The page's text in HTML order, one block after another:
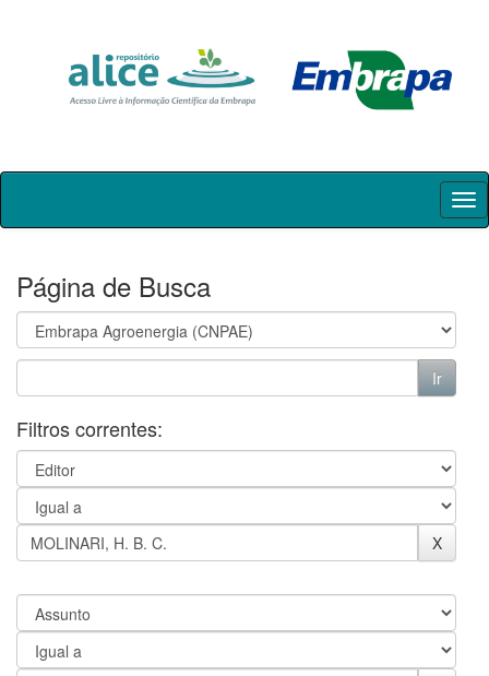
Skip
Página de Busca
Filtros correntes: